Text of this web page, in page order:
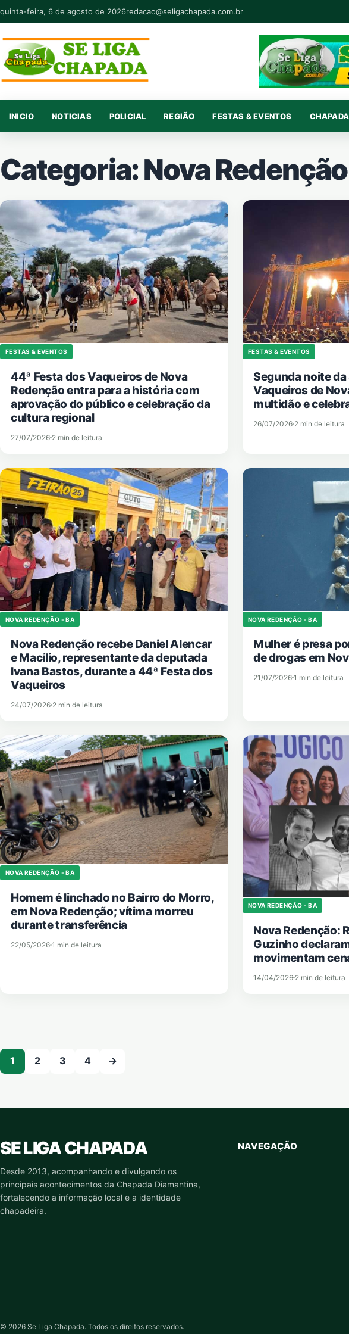
Pular para o conteúdo
quinta-feira, 6 de agosto de 2026redacao@seligachapada.com.br
INICIO NOTICIAS POLICIAL REGIÃO FESTAS & EVENTOS
Categoria:Nova Redenção
FESTAS & EVENTOS
44ª Festa dos Vaqueiros de Nova
Redenção entra para a história com
aprovação do público e celebração da
cultura regional
27/07/2026 2 min de leitura
FESTAS & EVENTOS
Segunda noite
Vaqueiros de
multidão e
26/07/2026 2 min de leitura
NOVA REDENÇÃO - BA
Nova Redenção recebe Daniel Alencar
e Macílio, representante da deputada
Ivana Bastos, durante a 44ª Festa dos
Vaqueiros
24/07/2026 2 min de leitura
NOVA REDENÇÃO - BA
Mulher é presa
de drogas em
21/07/2026 1 min de leitura
NOVA REDENÇÃO - BA
Homem é linchado no Bairro do Morro,
em Nova Redenção; vítima morreu
durante transferência
22/05/2026 1 min de leitura
NOVA REDENÇÃO - BA
Nova Redenção:
Guzinho
movimentam
14/04/2026 2 min de leitura
Paginação de posts
1 2 3 4 →
SE LIGA CHAPADA
Desde 2013, acompanhando e divulgando os
principais acontecimentos da Chapada Diamantina,
fortalecendo a informação local e a identidade
chapadeira.
NAVEGAÇÃO
© 2026 Se Liga Chapada. Todos os direitos reservados.